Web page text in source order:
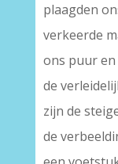
plaagden
verkeerde
ons puur
de
zijn de
de